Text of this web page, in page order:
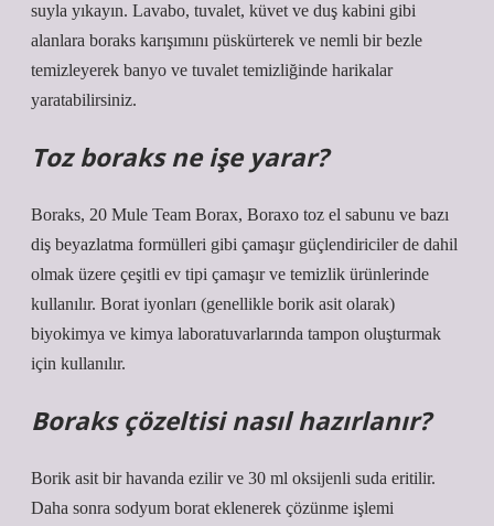
suyla yıkayın. Lavabo, tuvalet, küvet ve duş kabini gibi
alanlara boraks karışımını püskürterek ve nemli bir bezle
temizleyerek banyo ve tuvalet temizliğinde harikalar
yaratabilirsiniz.
Toz boraks ne işe yarar?
Boraks, 20 Mule Team Borax, Boraxo toz el sabunu ve bazı
diş beyazlatma formülleri gibi çamaşır güçlendiriciler de dahil
olmak üzere çeşitli ev tipi çamaşır ve temizlik ürünlerinde
kullanılır. Borat iyonları (genellikle borik asit olarak)
biyokimya ve kimya laboratuvarlarında tampon oluşturmak
için kullanılır.
Boraks çözeltisi nasıl hazırlanır?
Borik asit bir havanda ezilir ve 30 ml oksijenli suda eritilir.
Daha sonra sodyum borat eklenerek çözünme işlemi